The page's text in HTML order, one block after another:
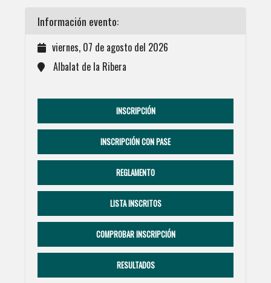
Información evento:
viernes, 07 de agosto del 2026
Albalat de la Ribera
INSCRIPCIÓN
INSCRIPCIÓN CON PASE
REGLAMENTO
LISTA INSCRITOS
COMPROBAR INSCRIPCIÓN
RESULTADOS